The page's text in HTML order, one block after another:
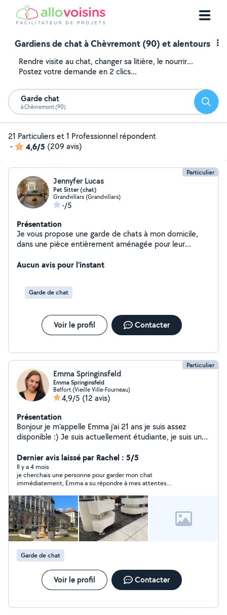
Gardiens de chat à Chèvremont (90) et alentours
Rendre visite au chat, changer sa litière, le nourrir...
Postez votre demande en 2 clics...
Garde chat
à Chèvremont (90)
21 Particuliers et 1 Professionnel répondent
-
4,6/5 (209 avis)
Particulier
Jennyfer Lucas
Pet Sitter (chat)
Grandvillars (Grandvillars)
-/5
Présentation
Je vous propose une garde de chats à mon domicile,
dans une pièce entièrement aménagée pour leur
fois, sauf s'il s'agit de chats d'une même famille, afin de
pièce est entièrement nettoyée et désinfectée entre
chaque séjour. La nourriture est fournie par les
alimentaires de leur chat. Votre compagnon sera
accueilli avec douceur, patience et toute l'attention qu'il
mérite pendant votre absence.
Aucun avis pour l'instant
Garde de chat
Voir le profil Contacter
Particulier
Emma Springinsfeld
Emma Springinsfeld
Belfort (Vieille Ville-Fourneau)
4,9/5 (12 avis)
Présentation
Bonjour je m'appelle Emma j'ai 21 ans je suis assez
disponible :) Je suis actuellement étudiante, je suis une
à effectuer comme du nettoyage, de la garde d'enfants
ou d'animaux sur Belfort et environs. Contactez moi
pour plus d'informations !
Dernier avis laissé par Rachel : 5/5
Il y a 4 mois
je cherchais une personne pour garder mon chat
immédiatement, Emma a su répondre à mes attentes
rapidement et le contact avec mon chat fût un vrai plaisir. je
recommande à 100%
Garde de chat
Voir le profil Contacter